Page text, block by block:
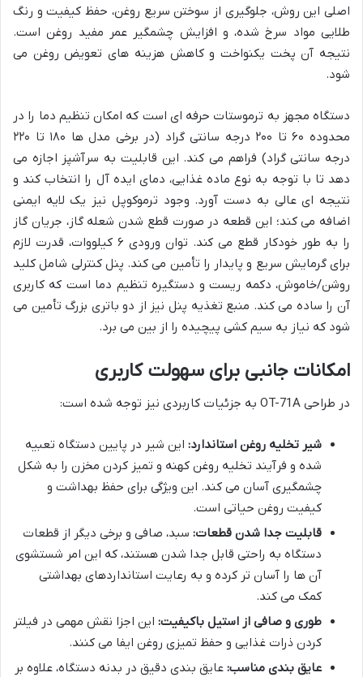
اصلی این روش، جلوگیری از سوختن سریع روغن، حفظ کیفیت و رنگ
طلایی مواد سرخ شده، و افزایش چشمگیر عمر مفید روغن است.
نتیجه آن پخت یکنواخت و کاهش هزینه های تعویض روغن می
شود.
دستگاه مجهز به ترموستات حرفه ای است که امکان تنظیم دما را در
محدوده ۶۰ تا ۲۰۰ درجه سانتی گراد (در برخی مدل ها ۱۸۰ تا ۲۲۰
درجه سانتی گراد) فراهم می کند. این قابلیت به سرآشپز اجازه می
دهد تا با توجه به نوع ماده غذایی، دمای ایده آل را انتخاب کند و
نتیجه ای عالی به دست آورد. وجود ترموکوپل نیز یک لایه ایمنی
اضافه می کند؛ این قطعه در صورت قطع شدن شعله گاز، جریان گاز
را به طور خودکار قطع می کند. توان ورودی ۶ کیلووات، قدرت لازم
برای گرمایش سریع و پایدار را تأمین می کند. پنل کنترلی شامل کلید
روشن/خاموش، دکمه ریست و دستگیره تنظیم دما است که کاربری
آن را ساده می کند. منبع تغذیه پنل نیز از دو باتری بزرگ تأمین می
شود که نیاز به سیم کشی پیچیده را از بین می برد.
امکانات جانبی برای سهولت کاربری
در طراحی OT-71A به جزئیات کاربردی نیز توجه شده است:
شیر تخلیه روغن استاندارد: این شیر در پایین دستگاه تعبیه
شده و فرآیند تخلیه روغن کهنه و تمیز کردن مخزن را به شکل
چشمگیری آسان می کند. این ویژگی برای حفظ بهداشت و
کیفیت روغن حیاتی است.
قابلیت جدا شدن قطعات: سبد، صافی و برخی دیگر از قطعات
دستگاه به راحتی قابل جدا شدن هستند، که این امر شستشوی
آن ها را آسان تر کرده و به رعایت استانداردهای بهداشتی
کمک می کند.
طوری و صافی از استیل باکیفیت: این اجزا نقش مهمی در فیلتر
کردن ذرات غذایی و حفظ تمیزی روغن ایفا می کنند.
عایق بندی مناسب: عایق بندی دقیق در بدنه دستگاه، علاوه بر